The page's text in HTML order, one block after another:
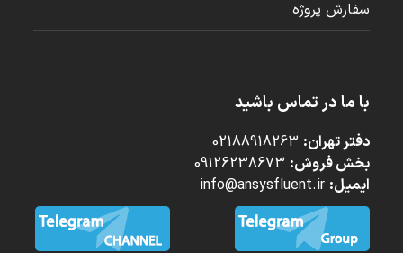
سفارش پروژه
با ما در تماس باشید
دفتر تهران:
بخش فروش:
ایمیل: info@ansysfluent.ir